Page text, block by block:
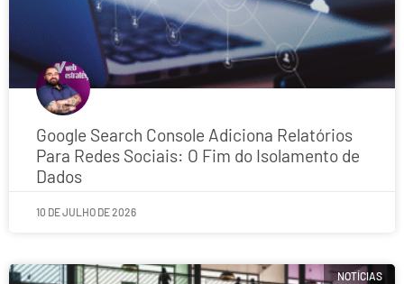
Google Search Console Adiciona Relatórios
Para Redes Sociais: O Fim do Isolamento de
Dados
10 DE JULHO DE 2026
NOTÍCIAS